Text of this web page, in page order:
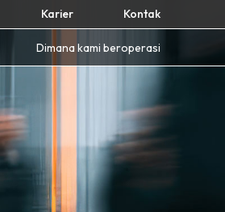
Karier Kontak
Dimana kami beroperasi